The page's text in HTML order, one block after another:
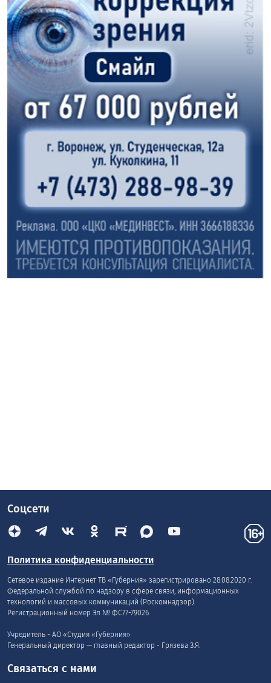
Соцсети
Политика конфиденциальности
Сетевое издание Интернет ТВ «Губерния» зарегистрировано 28.08.2020 г.
Федеральной службой по надзору в сфере связи, информационных
технологий и массовых коммуникаций (Роскомнадзор).
Регистрационный номер Эл № ФС77-79026.
Учредитель - АО «Студия «Губерния»
Генеральный директор — главный редактор - Грязева З.Я.
Связаться с нами